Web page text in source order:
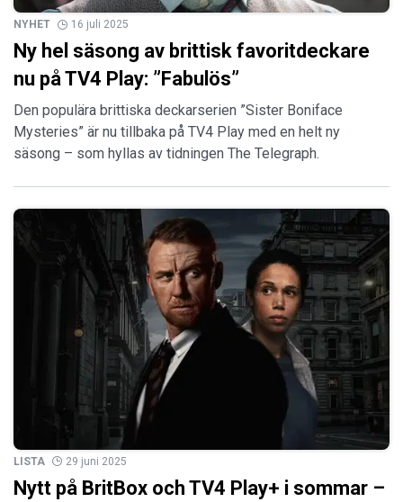
NYHET 16 juli 2025
Ny hel säsong av brittisk favoritdeckare
nu på TV4 Play: ”Fabulös”
Den populära brittiska deckarserien ”Sister Boniface
Mysteries” är nu tillbaka på TV4 Play med en helt ny
säsong – som hyllas av tidningen The Telegraph.
LISTA 29 juni 2025
Nytt på BritBox och TV4 Play+ i sommar –